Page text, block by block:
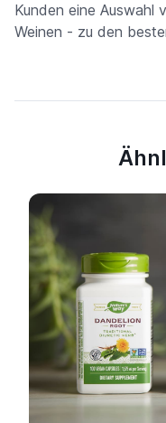
Kunden eine Auswahl
Weinen - zu den